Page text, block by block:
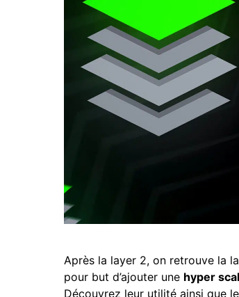
Après la layer 2, on retrouve la
pour but d’ajouter une hyper
Découvrez leur utilité ainsi que